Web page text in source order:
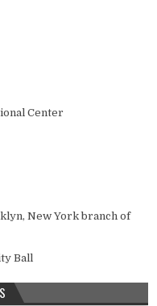
Center
New York branch of
Ball